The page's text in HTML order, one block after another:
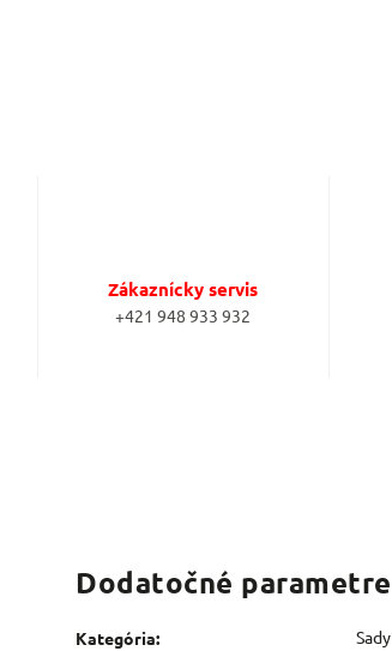
Zákaznícky servis
+421 948 933 932
Dodatočné parametre
Kategória:
Sady